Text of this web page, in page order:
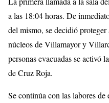
a las 18:04 horas. De
del mismo, se decidió
núcleos de Villamayor y
personas evacuadas se activó
de Cruz Roja.
Se continúa con las labores